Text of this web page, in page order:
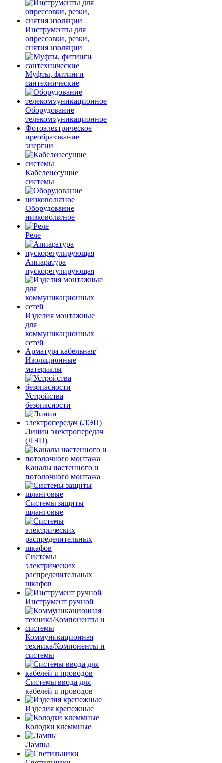
Инструменты для
опрессовки, резки,
снятия изоляции
Муфты, фитинги
сантехнические
Оборудование
телекоммуникационное
Фотоэлектрическое
преобразование
энергии
Кабеленесущие
системы
Оборудование
низковольтное
Реле
Аппаратура
пускорегулирующая
Изделия монтажные
для
коммуникационных
сетей
Арматура кабельная/
Изоляционные
материалы
Устройства
безопасности
Линии электропередач
(ЛЭП)
Каналы настенного и
потолочного монтажа
Системы защиты
шланговые
Системы
электрических
распределительных
шкафов
Инструмент ручной
Коммуникационная
техника/Компоненты и
системы
Системы ввода для
кабелей и проводов
Изделия крепежные
Колодки клеммные
Лампы